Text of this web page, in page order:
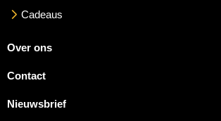
Cadeaus
Over ons
Contact
Nieuwsbrief